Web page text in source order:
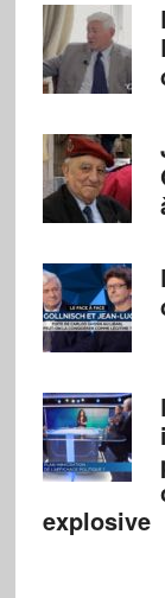
explosive